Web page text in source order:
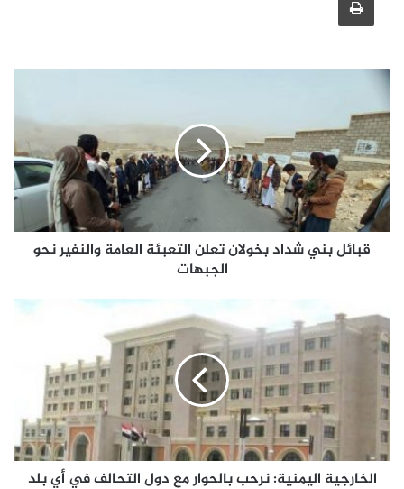
قبائل بني شداد بخولان تعلن التعبئة العامة والنفير نحو
الجبهات
الخارجية اليمنية: نرحب بالحوار مع دول التحالف في أي بلد